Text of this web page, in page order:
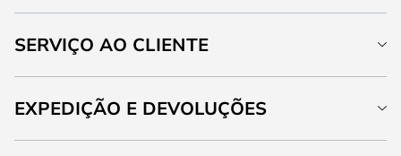
SERVIÇO AO CLIENTE
EXPEDIÇÃO E DEVOLUÇÕES